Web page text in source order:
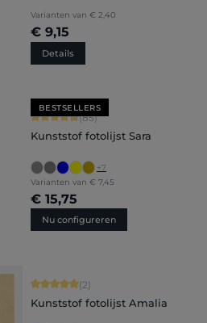
Varianten van € 2,40
€ 9,15
Details
van 5 sterren
BESTSELLERS
Gemiddelde waardering van 4.71
(85)
Kunststof fotolijst Sara
+7
Varianten van € 7,45
€ 15,75
Nu configureren
Gemiddelde waardering van 5 van 5
(2)
Kunststof fotolijst Amalia